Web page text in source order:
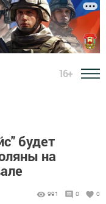
16+
будет
на
991 0 0